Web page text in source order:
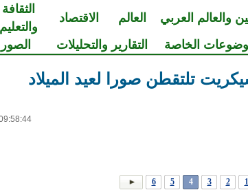
والعالم العربي العالم الاقتصاد
الثقافة
والتعليم
الخاصة التقارير والتحليلات الصور
تلتقطن صورا لعيد الميلاد
1
2
3
4
5
6